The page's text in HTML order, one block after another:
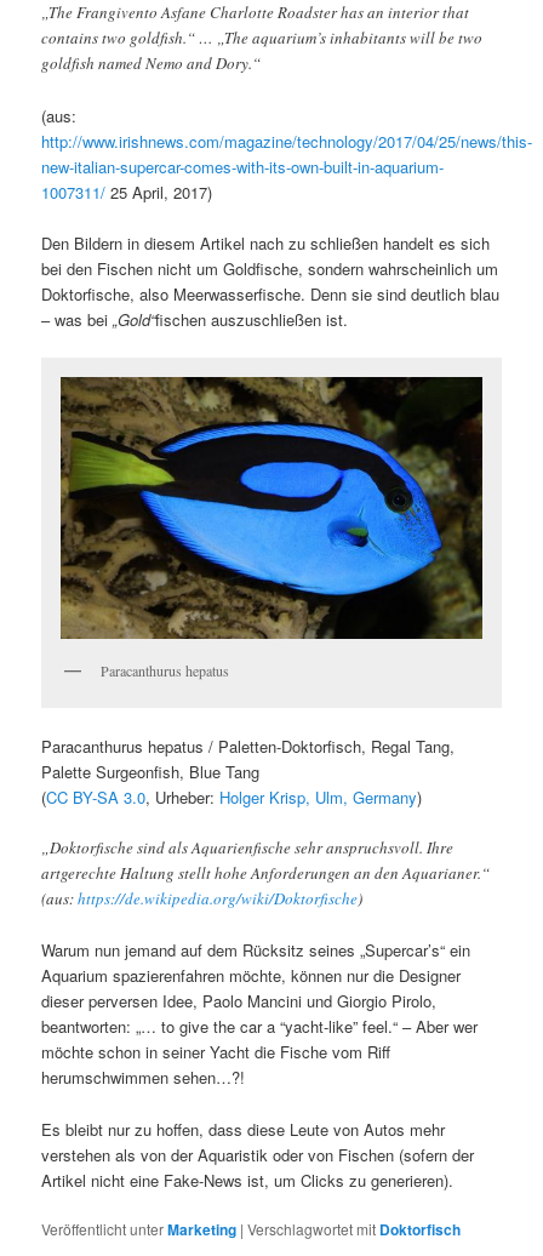
„The Frangivento Asfane Charlotte Roadster has an interior that
contains two goldfish.“ … „The aquarium’s inhabitants will be two
goldfish named Nemo and Dory.“
(aus:
http://www.irishnews.com/magazine/technology/2017/04/25/news/this-
new-italian-supercar-comes-with-its-own-built-in-aquarium-
1007311/ 25 April, 2017)
Den Bildern in diesem Artikel nach zu schließen handelt es sich
bei den Fischen nicht um Goldfische, sondern wahrscheinlich um
Doktorfische, also Meerwasserfische. Denn sie sind deutlich blau
– was bei„Gold“fischen auszuschließen ist.
Paracanthurus hepatus
Paracanthurus hepatus / Paletten-Doktorfisch, Regal Tang,
Palette Surgeonfish, Blue Tang
(CC BY-SA 3.0, Urheber: Holger Krisp, Ulm, Germany)
„Doktorfische sind als Aquarienfische sehr anspruchsvoll. Ihre
artgerechte Haltung stellt hohe Anforderungen an den Aquarianer.“
(aus:https://de.wikipedia.org/wiki/Doktorfische)
Warum nun jemand auf dem Rücksitz seines „Supercar’s“ ein
Aquarium spazierenfahren möchte, können nur die Designer
dieser perversen Idee, Paolo Mancini und Giorgio Pirolo,
beantworten: „… to give the car a “yacht-like” feel.“ – Aber wer
möchte schon in seiner Yacht die Fische vom Riff
herumschwimmen sehen…?!
Es bleibt nur zu hoffen, dass diese Leute von Autos mehr
verstehen als von der Aquaristik oder von Fischen (sofern der
Artikel nicht eine Fake-News ist, um Clicks zu generieren).
Veröffentlicht unterMarketing |Verschlagwortet mit Doktorfisch